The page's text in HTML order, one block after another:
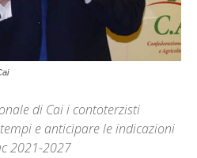
di Cai i contoterzisti
e anticipare le indicazioni
2021-2027